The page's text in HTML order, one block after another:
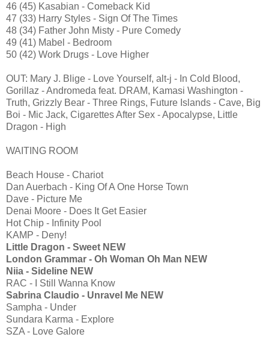
46 (45) Kasabian - Comeback Kid
47 (33) Harry Styles - Sign Of The Times
48 (34) Father John Misty - Pure Comedy
49 (41) Mabel - Bedroom
50 (42) Work Drugs - Love Higher
OUT: Mary J. Blige - Love Yourself, alt-j - In Cold Blood,
Gorillaz - Andromeda feat. DRAM, Kamasi Washington -
Truth, Grizzly Bear - Three Rings, Future Islands - Cave, Big
Boi - Mic Jack, Cigarettes After Sex - Apocalypse, Little
Dragon - High
WAITING ROOM
Beach House - Chariot
Dan Auerbach - King Of A One Horse Town
Dave - Picture Me
Denai Moore - Does It Get Easier
Hot Chip - Infinity Pool
KAMP - Deny!
Little Dragon - Sweet NEW
London Grammar - Oh Woman Oh Man NEW
Niia - Sideline NEW
RAC - I Still Wanna Know
Sabrina Claudio - Unravel Me NEW
Sampha - Under
Sundara Karma - Explore
SZA - Love Galore